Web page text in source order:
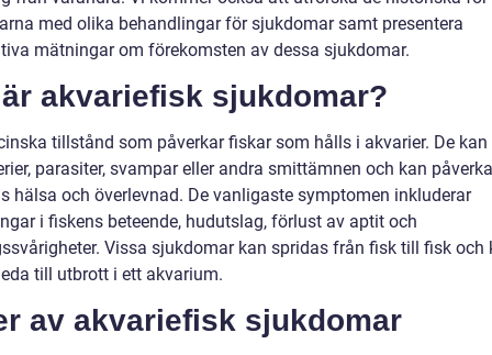
med olika behandlingar för sjukdomar samt presentera
mätningar om förekomsten av dessa sjukdomar.
akvariefisk sjukdomar?
tillstånd som påverkar fiskar som hålls i akvarier. De
parasiter, svampar eller andra smittämnen och kan påverka
hälsa och överlevnad. De vanligaste symptomen inkluderar
i fiskens beteende, hudutslag, förlust av aptit och
Vissa sjukdomar kan spridas från fisk till fisk och
till utbrott i ett akvarium.
av akvariefisk sjukdomar